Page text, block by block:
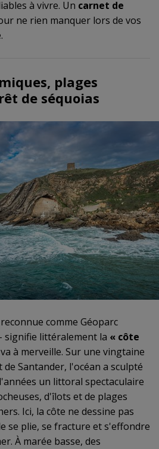
à vivre. Un carnet de
ne rien manquer lors de vos
plages
de séquoias
comme Géoparc
signifie littéralement la « côte
à merveille. Sur une vingtaine
Santander, l'océan a sculpté
un littoral spectaculaire
d'îlots et de plages
Ici, la côte ne dessine pas
se plie, se fracture et s'effondre
À marée basse, des